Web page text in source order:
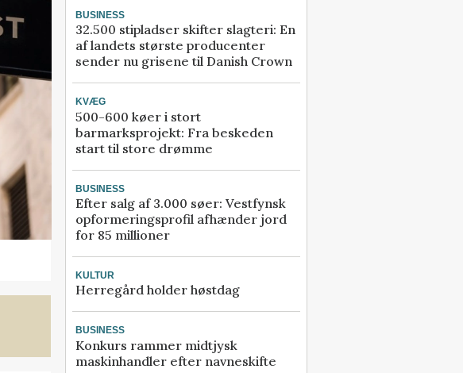
BUSINESS
32.500 stipladser skifter slagteri: En
af landets største producenter
sender nu grisene til Danish Crown
KVÆG
500-600 køer i stort
barmarksprojekt: Fra beskeden
start til store drømme
BUSINESS
Efter salg af 3.000 søer: Vestfynsk
opformeringsprofil afhænder jord
for 85 millioner
KULTUR
Herregård holder høstdag
BUSINESS
Konkurs rammer midtjysk
maskinhandler efter navneskifte